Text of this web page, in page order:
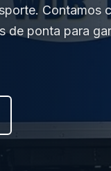
Contamos
de ponta para